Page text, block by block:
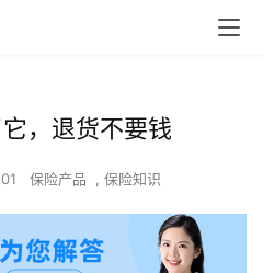
，退货不要钱
保险产品 , 保险知识